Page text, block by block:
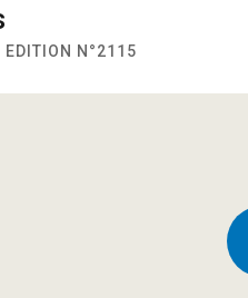
N°2115